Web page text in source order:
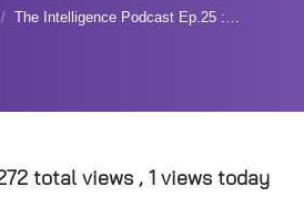
The Intelligence Podcast Ep.25 :…
total views , 1 views today